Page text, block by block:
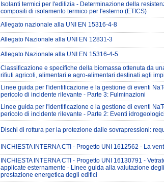
Isolanti termici per l'edilizia - Determinazione della
compositi di isolamento termico per l'esterno (ETICS)
Allegato nazionale alla UNI EN 15316-4-8
Allegato Nazionale alla UNI EN 12831-3
Allegato Nazionale alla UNI EN 15316-4-5
Classificazione e specifiche della biomassa ottenuta da
rifiuti agricoli, alimentari e agro-alimentari destinati agli
Linee guida per l'identificazione e la gestione di eventi
pericolo di incidente rilevante - Parte 3: Fulminazioni
Linee guida per l'identificazione e la gestione di eventi
pericolo di incidente rilevante - Parte 2: Eventi idrogeologici
Dischi di rottura per la protezione dalle sovrapressioni:
INCHIESTA INTERNA CTI - Progetto UNI 1612562 - La
INCHIESTA INTERNA CTI - Progetto UNI 16130791 -
applicate esternamente - Linee guida alla valutazione
prestazione energetica degli edifici